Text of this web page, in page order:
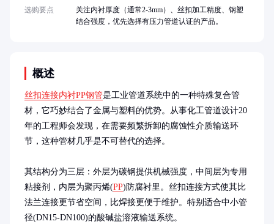
概述
丝扣连接内衬PP钢管是工业管道系统中的一种特殊复合管
材，它巧妙结合了金属与塑料的优势。从事化工管道设计20
年的工程师会发现，在需要频繁拆卸的腐蚀性介质输送环
节，这种管材几乎是不可替代的选择。
其结构分为三层：外层为碳钢提供机械强度，中间层为专用
粘接剂，内层为聚丙烯(PP)防腐衬里。丝扣连接方式使其比
法兰连接更节省空间，比焊接更便于维护。特别适合中小管
径(DN15-DN100)的酸碱盐溶液输送系统。
选购要点
关注内衬厚度（通常2-3mm）、丝扣加工精度、钢塑
结合强度，优先选择有压力管道认证的产品。